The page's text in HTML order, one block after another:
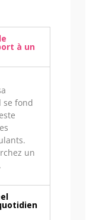
à un
se fond
un
.